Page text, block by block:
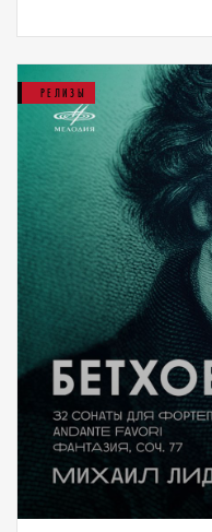
РЕЛИЗЫ